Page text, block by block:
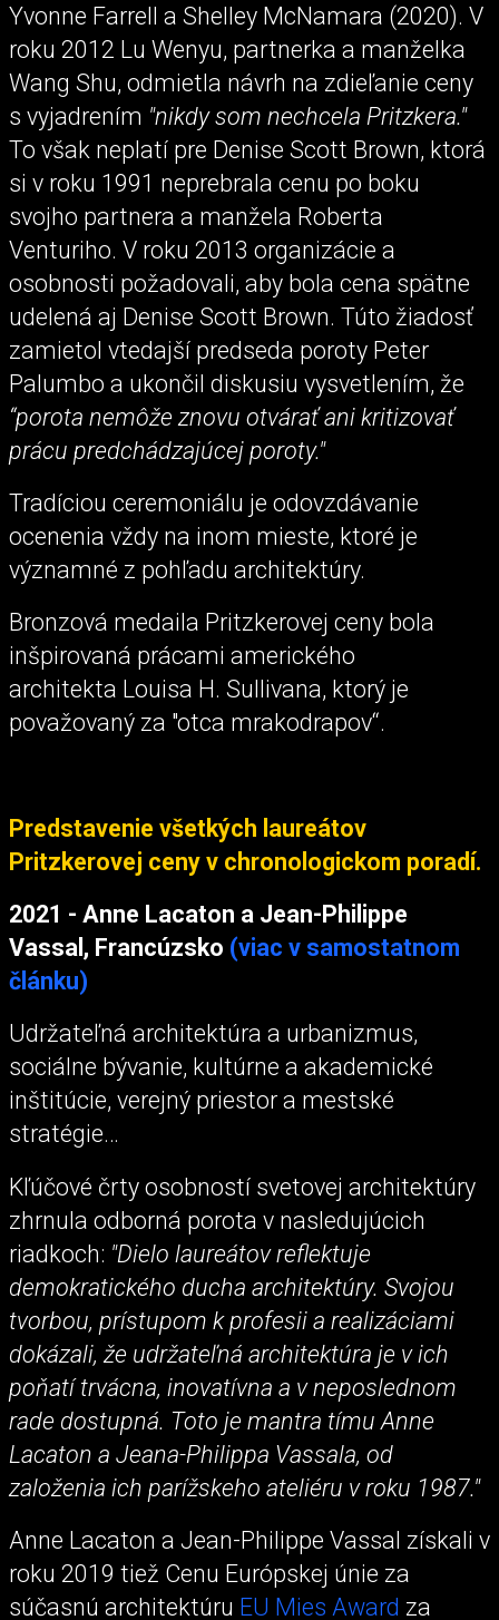
Yvonne Farrell a Shelley McNamara (2020). V
roku 2012 Lu Wenyu, partnerka a manželka
Wang Shu, odmietla návrh na zdieľanie ceny
s vyjadrením "nikdy som nechcela Pritzkera."
To však neplatí pre Denise Scott Brown, ktorá
si v roku 1991 neprebrala cenu po boku
svojho partnera a manžela Roberta
Venturiho. V roku 2013 organizácie a
osobnosti požadovali, aby bola cena spätne
udelená aj Denise Scott Brown. Túto žiadosť
zamietol vtedajší predseda poroty Peter
Palumbo a ukončil diskusiu vysvetlením, že
“porota nemôže znovu otvárať ani kritizovať
prácu predchádzajúcej poroty."
Tradíciou ceremoniálu je odovzdávanie
ocenenia vždy na inom mieste, ktoré je
významné z pohľadu architektúry.
Bronzová medaila Pritzkerovej ceny bola
inšpirovaná prácami amerického
architekta Louisa H. Sullivana, ktorý je
považovaný za "otca mrakodrapov“.
Predstavenie všetkých laureátov
Pritzkerovej ceny v chronologickom poradí.
2021 - Anne Lacaton a Jean-Philippe
Vassal, Francúzsko (viac v samostatnom
článku)
Udržateľná architektúra a urbanizmus,
sociálne bývanie, kultúrne a akademické
inštitúcie, verejný priestor a mestské
stratégie…
Kľúčové črty osobností svetovej architektúry
zhrnula odborná porota v nasledujúcich
riadkoch: "Dielo laureátov reflektuje
demokratického ducha architektúry. Svojou
tvorbou, prístupom k profesii a realizáciami
dokázali, že udržateľná architektúra je v ich
poňatí trvácna, inovatívna a v neposlednom
rade dostupná. Toto je mantra tímu Anne
Lacaton a Jeana-Philippa Vassala, od
založenia ich parížskeho ateliéru v roku 1987."
Anne Lacaton a Jean-Philippe Vassal získali v
roku 2019 tiež Cenu Európskej únie za
súčasnú architektúru EU Mies Award za